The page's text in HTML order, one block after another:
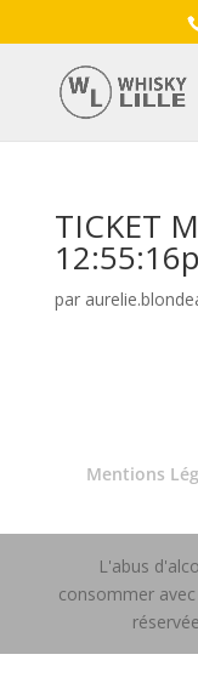
TICKET
par
Mentions
L'abus
consommer